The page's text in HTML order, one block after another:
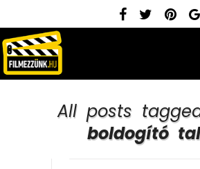
All posts
boldogító